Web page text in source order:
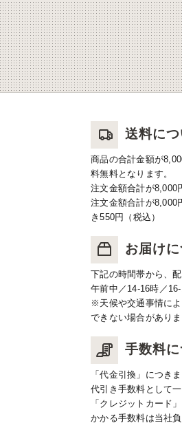
送料につ
商品の合計金額が
料無料となります。
注文金額合計が8,000
注文金額合計が8,000
き550円（税込）
お届け
下記の時間帯から、
午前中／14-16時／
※天候や交通事情に
できない場合がありま
手数料
「代金引換」につき
代引き手数料として
「クレジットカード
かかる手数料は当社